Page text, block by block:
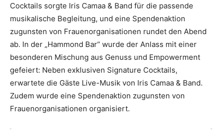
Cocktails sorgte Iris Camaa & Band für die passende
musikalische Begleitung, und eine Spendenaktion
zugunsten von Frauenorganisationen rundet den Abend
ab. In der „Hammond Bar“ wurde der Anlass mit einer
besonderen Mischung aus Genuss und Empowerment
gefeiert: Neben exklusiven Signature Cocktails,
erwartete die Gäste Live-Musik von Iris Camaa & Band.
Zudem wurde eine Spendenaktion zugunsten von
Frauenorganisationen organisiert.